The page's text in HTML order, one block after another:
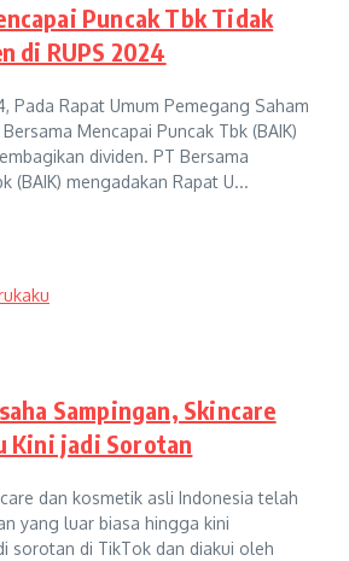
Puncak Tbk Tidak
di RUPS 2024
Pada Rapat Umum Pemegang Saham
Mencapai Puncak Tbk (BAIK)
dividen. PT Bersama
(BAIK) mengadakan Rapat U...
Sampingan, Skincare
Kini jadi Sorotan
dan kosmetik asli Indonesia telah
yang luar biasa hingga kini
sorotan di TikTok dan diakui oleh